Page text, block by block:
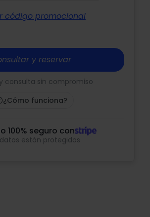
código promocional
y reservar
consulta sin compromiso
¿Cómo funciona?
100% seguro con
están protegidos